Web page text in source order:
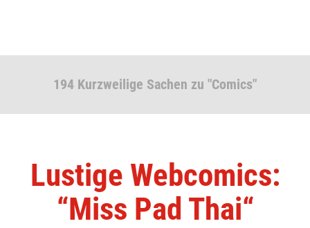
194 Kurzweilige Sachen zu "Comics"
Lustige Webcomics:
“Miss Pad Thai“